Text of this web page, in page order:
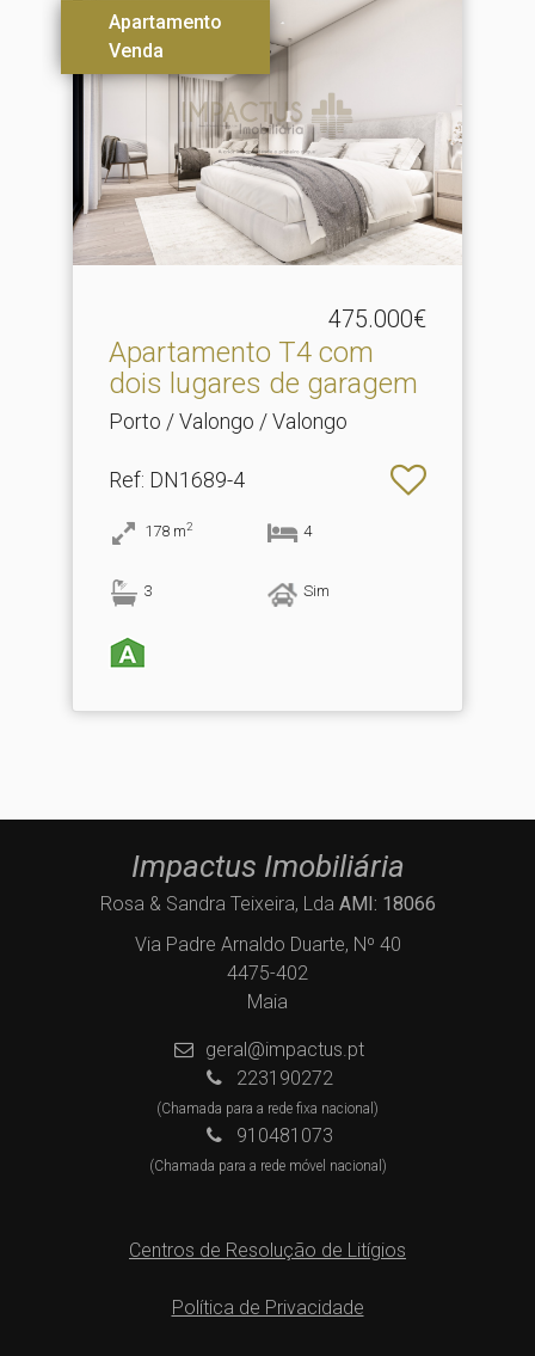
Apartamento
Venda
475.000€
Apartamento T4 com
dois lugares de garagem
Porto / Valongo / Valongo
Ref: DN1689-4
178 m2 4
3 Sim
Impactus Imobiliária
Rosa & Sandra Teixeira, Lda AMI: 18066
Via Padre Arnaldo Duarte, Nº 40
4475-402
Maia
geral@impactus.pt
223190272
(Chamada para a rede fixa nacional)
910481073
(Chamada para a rede móvel nacional)
Centros de Resolução de Litígios
Política de Privacidade